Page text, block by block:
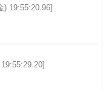
) 19:55:20.96]